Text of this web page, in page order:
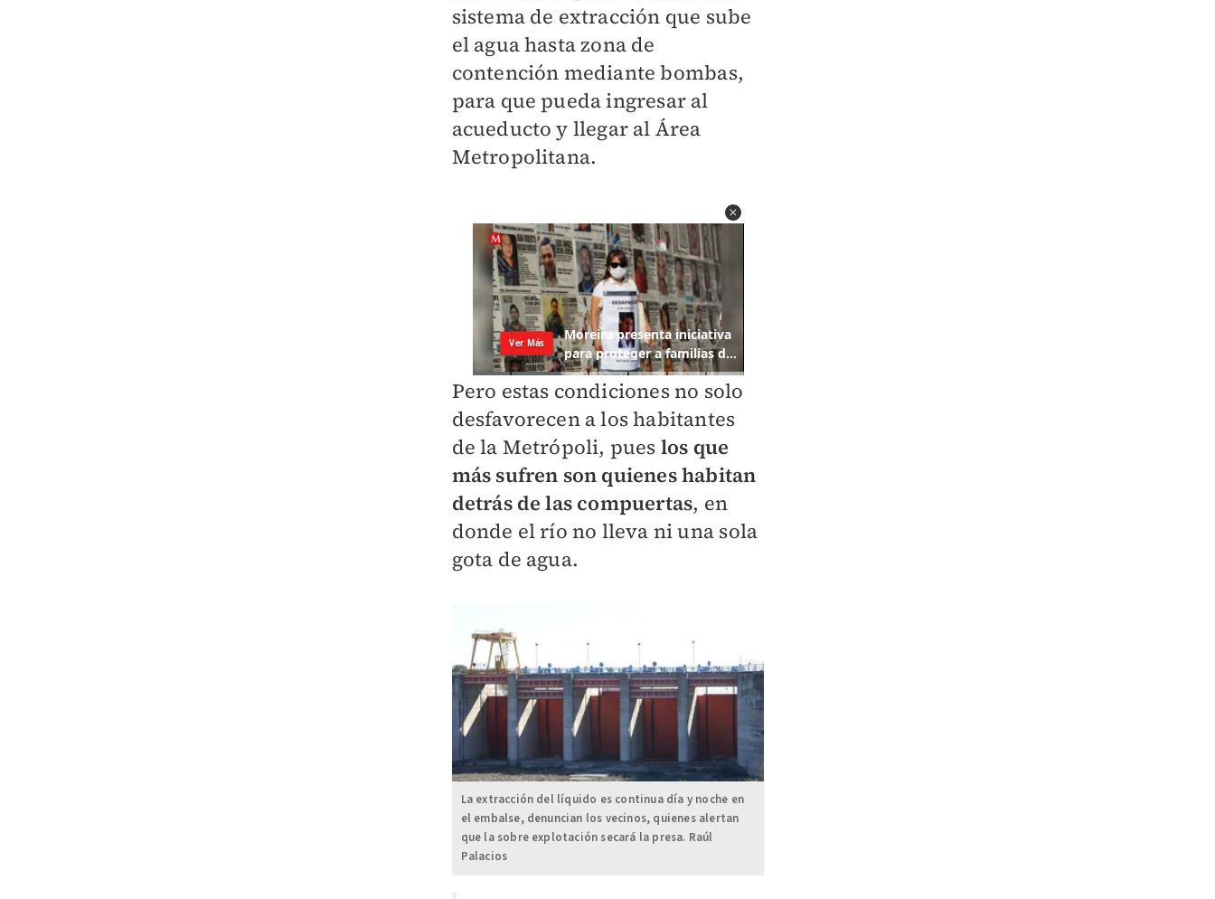
sistema de extracción que sube
el agua hasta zona de
contención mediante bombas,
para que pueda ingresar al
acueducto y llegar al Área
Metropolitana.
Pero estas condiciones no solo
desfavorecen a los habitantes
de la Metrópoli, pues los que
más sufren son quienes habitan
detrás de las compuertas, en
donde el río no lleva ni una sola
gota de agua.
La extracción del líquido es continua día y noche en
el embalse, denuncian los vecinos, quienes alertan
que la sobre explotación secará la presa. Raúl
Palacios